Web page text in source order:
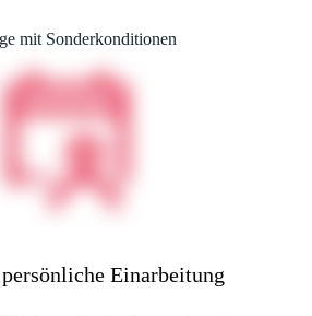
mit Sonderkonditionen
Einarbeitung